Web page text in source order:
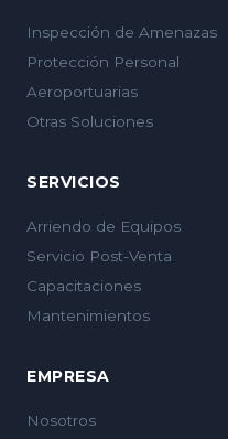
Inspección de Amenazas
Protección Personal
Aeroportuarias
Otras Soluciones
SERVICIOS
Arriendo de Equipos
Servicio Post-Venta
Capacitaciones
Mantenimientos
EMPRESA
Nosotros